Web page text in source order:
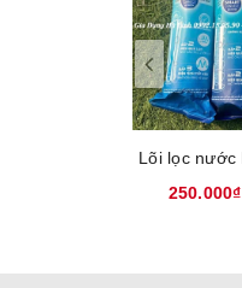
250.000₫